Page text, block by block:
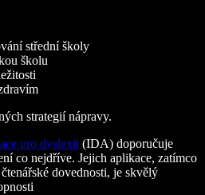
střední školy
školu
strategií nápravy.
pro dyslexii (IDA) doporučuje
co nejdříve. Jejich aplikace, zatímco
dovednosti, je skvělý